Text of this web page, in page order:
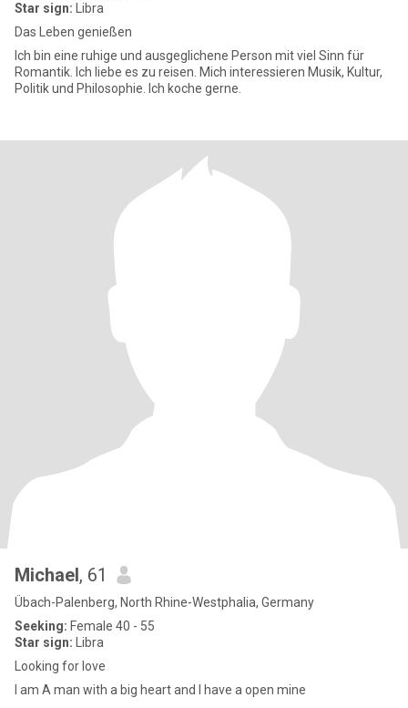
Star sign: Libra
Das Leben genießen
Ich bin eine ruhige und ausgeglichene Person mit viel Sinn für
Romantik. Ich liebe es zu reisen. Mich interessieren Musik, Kultur,
Politik und Philosophie. Ich koche gerne.
Michael, 61
Übach-Palenberg, North Rhine-Westphalia, Germany
Seeking: Female 40 - 55
Star sign: Libra
Looking for love
I am A man with a big heart and I have a open mine